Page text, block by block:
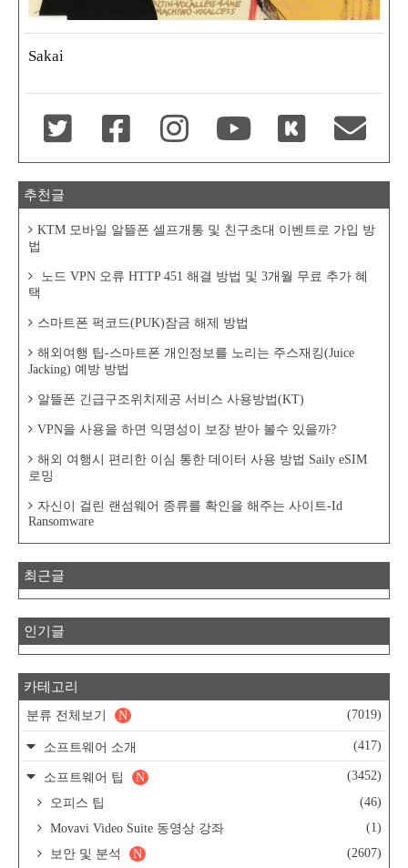
Sakai
추천글
KTM 모바일 알뜰폰 셀프개통 및 친구초대 이벤트로 가입 방
법
노드 VPN 오류 HTTP 451 해결 방법 및 3개월 무료 추가 혜
택
스마트폰 퍽코드(PUK)잠금 해제 방법
해외여행 팁-스마트폰 개인정보를 노리는 주스재킹(Juice
Jacking) 예방 방법
알뜰폰 긴급구조위치제공 서비스 사용방법(KT)
VPN을 사용을 하면 익명성이 보장 받아 볼수 있을까?
해외 여행시 편리한 이심 통한 데이터 사용 방법 Saily eSIM
로밍
자신이 걸린 랜섬웨어 종류를 확인을 해주는 사이트-Id
Ransomware
최근글
인기글
카테고리
분류 전체보기 (7019)
N
소프트웨어 소개 (417)
소프트웨어 팁 (3452)
N
오피스 팁
(46)
Movavi Video Suite 동영상 강좌
(1)
보안 및 분석
(2607)
N